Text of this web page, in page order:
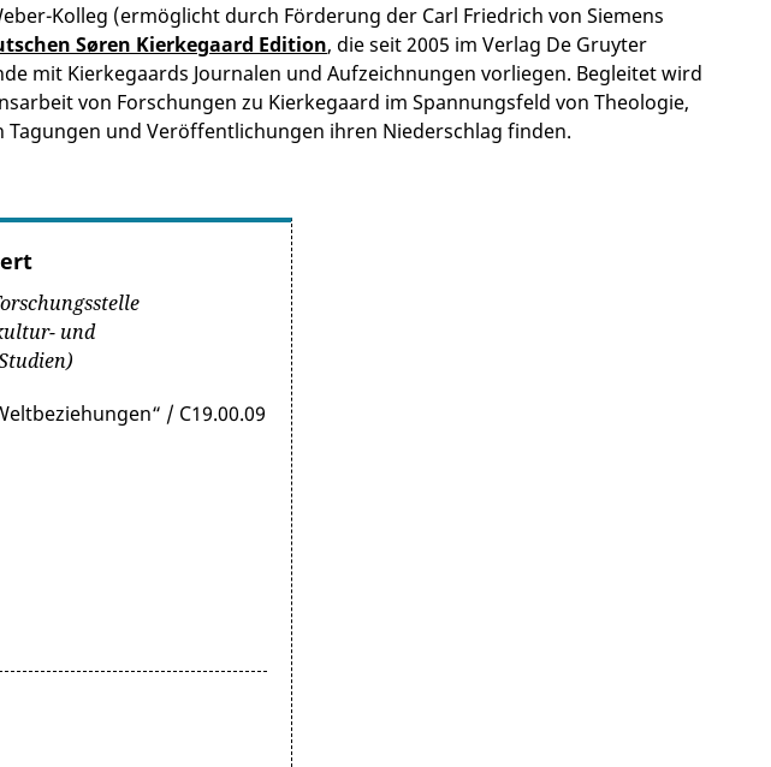
Kolleg (ermöglicht durch Förderung der Carl Friedrich von Siemens
Søren Kierkegaard Edition, die seit 2005 im Verlag De Gruyter
mit Kierkegaards Journalen und Aufzeichnungen vorliegen. Begleitet wird
von Forschungen zu Kierkegaard im Spannungsfeld von Theologie,
und Veröffentlichungen ihren Niederschlag finden.
und
/ C19.00.09